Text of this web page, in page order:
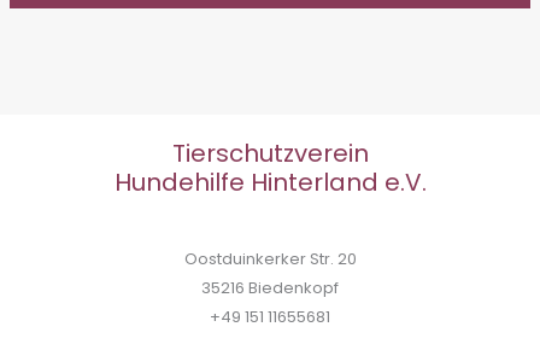
Tierschutzverein
Hundehilfe Hinterland e.V.
Oostduinkerker Str. 20
35216 Biedenkopf
+49 151 11655681